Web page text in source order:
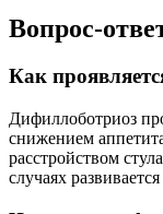
Вопрос-
Как
Дифиллоботриоз
снижением
расстройством
случаях